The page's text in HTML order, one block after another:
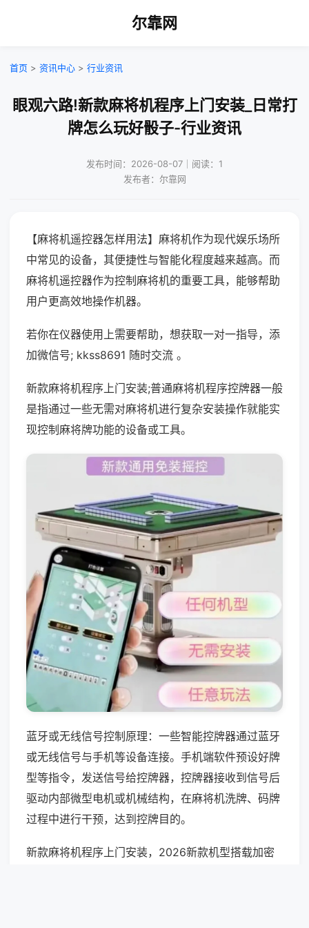
尔靠网
首页 > 资讯中心 > 行业资讯
眼观六路!新款麻将机程序上门安装_日常打
牌怎么玩好骰子-行业资讯
发布时间：2026-08-07｜阅读：1
发布者：尔靠网
【麻将机遥控器怎样用法】麻将机作为现代娱乐场所
中常见的设备，其便捷性与智能化程度越来越高。而
麻将机遥控器作为控制麻将机的重要工具，能够帮助
用户更高效地操作机器。
若你在仪器使用上需要帮助，想获取一对一指导，添
加微信号; kkss8691 随时交流 。
新款麻将机程序上门安装;普通麻将机程序控牌器一般
是指通过一些无需对麻将机进行复杂安装操作就能实
现控制麻将牌功能的设备或工具。
蓝牙或无线信号控制原理：一些智能控牌器通过蓝牙
或无线信号与手机等设备连接。手机端软件预设好牌
型等指令，发送信号给控牌器，控牌器接收到信号后
驱动内部微型电机或机械结构，在麻将机洗牌、码牌
过程中进行干预，达到控牌目的。
新款麻将机程序上门安装，2026新款机型搭载加密